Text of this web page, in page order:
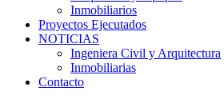
Inmobiliarios
Proyectos Ejecutados
NOTICIAS
Ingeniera Civil y Arquitectura
Inmobiliarias
Contacto